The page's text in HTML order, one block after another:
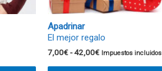
Apadrinar
El mejor regalo
7,00€ - 42,00€ Impuestos incluidos